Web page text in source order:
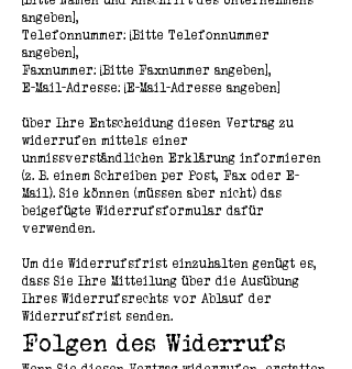
angeben],
Telefonnummer: [Bitte Telefonnummer
angeben],
Faxnummer: [Bitte Faxnummer angeben],
E-Mail-Adresse: [E-Mail-Adresse angeben]
über Ihre Entscheidung diesen Vertrag zu
widerrufen mittels einer
unmissverständlichen Erklärung informieren
(z. B. einem Schreiben per Post, Fax oder E-
Mail). Sie können (müssen aber nicht) das
beigefügte Widerrufsformular dafür
verwenden.
Um die Widerrufsfrist einzuhalten genügt es,
dass Sie Ihre Mitteilung über die Ausübung
Ihres Widerrufsrechts vor Ablauf der
Widerrufsfrist senden.
Folgen des Widerrufs